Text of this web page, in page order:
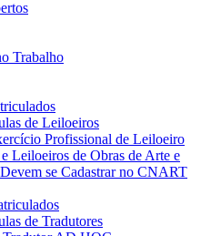
Trabalho
de Leiloeiros
Profissional de Leiloeiro
Leiloeiros de Obras de Arte e
se Cadastrar no CNART
de Tradutores